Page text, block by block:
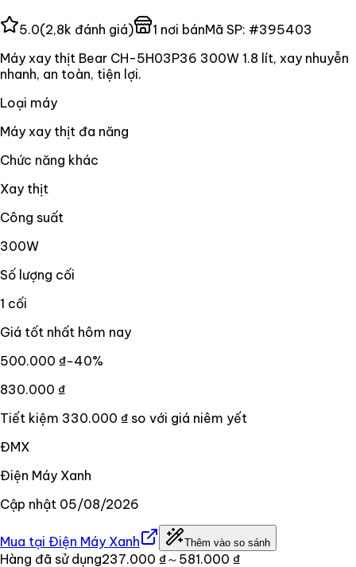
5.0(2,8k đánh giá) 1 nơi bánMã SP: #395403
Máy xay thịt Bear CH-5H03P36 300W 1.8 lít, xay nhuyễn
nhanh, an toàn, tiện lợi.
Loại máy
Máy xay thịt đa năng
Chức năng khác
Xay thịt
Công suất
300W
Số lượng cối
1 cối
Giá tốt nhất hôm nay
500.000 ₫−40%
830.000 ₫
Tiết kiệm 330.000 ₫ so với giá niêm yết
ĐMX
Điện Máy Xanh
Cập nhật 05/08/2026
Mua tại Điện Máy Xanh Thêm vào so sánh
Hàng đã sử dụng237.000 ₫～581.000 ₫